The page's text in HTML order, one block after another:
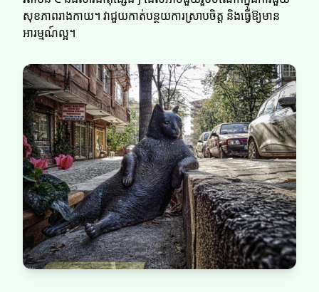
សុខភាពរាងកាយ។ វាជួយកាត់បន្ថយការស្រាបចិត្ត និងធ្វើឱ្យមាន
អារម្មណ៍ល្អ។